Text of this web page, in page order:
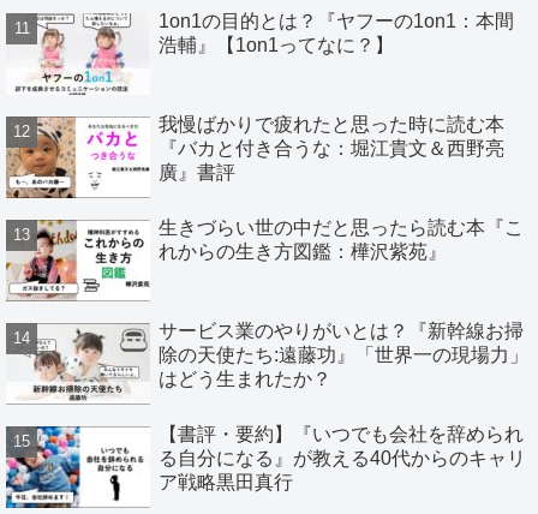
1on1の目的とは？『ヤフーの1on1：本間
浩輔』【1on1ってなに？】
我慢ばかりで疲れたと思った時に読む本
『バカと付き合うな：堀江貴文＆西野亮
廣』書評
生きづらい世の中だと思ったら読む本『こ
れからの生き方図鑑：樺沢紫苑』
サービス業のやりがいとは？『新幹線お掃
除の天使たち:遠藤功』「世界一の現場力」
はどう生まれたか？
【書評・要約】『いつでも会社を辞められ
る自分になる』が教える40代からのキャリ
ア戦略黒田真行